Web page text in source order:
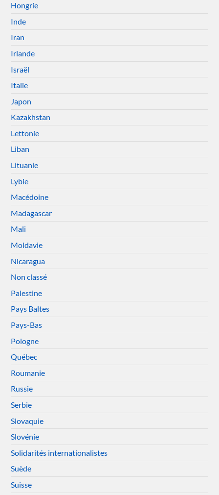
Hongrie
Inde
Iran
Irlande
Israël
Italie
Japon
Kazakhstan
Lettonie
Liban
Lituanie
Lybie
Macédoine
Madagascar
Mali
Moldavie
Nicaragua
Non classé
Palestine
Pays Baltes
Pays-Bas
Pologne
Québec
Roumanie
Russie
Serbie
Slovaquie
Slovénie
Solidarités internationalistes
Suède
Suisse